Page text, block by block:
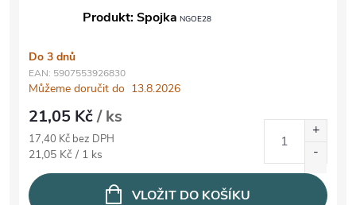
Produkt: Spojka NGOE28
Do 3 dnů
EAN: 5907553926830
Můžeme doručit do 13.8.2026
21,05 Kč/ ks
17,40 Kč bez DPH
Měrná cena:
21,05 Kč / 1 ks
VLOŽIT DO KOŠÍKU